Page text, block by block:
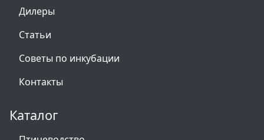
Дилеры
Статьи
Советы по инкубации
Контакты
Каталог